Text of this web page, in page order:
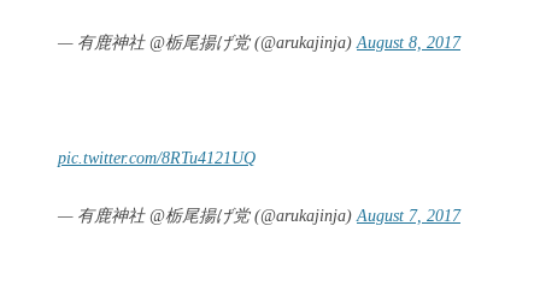
— 有鹿神社 @栃尾揚げ党 (@arukajinja)August 8, 2017
pic.twitter.com/8RTu4121UQ
— 有鹿神社 @栃尾揚げ党 (@arukajinja)August 7, 2017